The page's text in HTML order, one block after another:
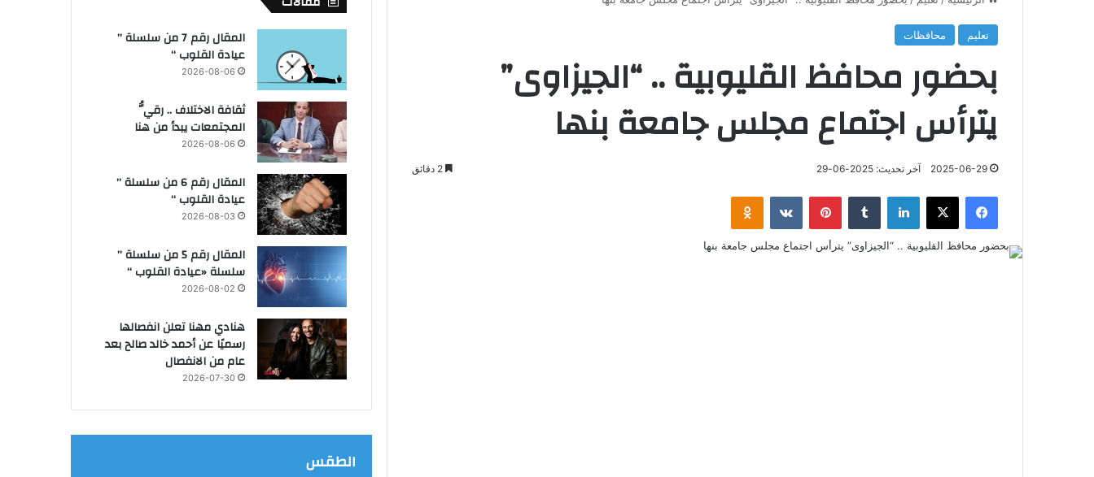
تعليم محافظات
بحضور محافظ القليوبية .. “الجيزاوى”
يترأس اجتماع مجلس جامعة بنها
2025-06-29 آخر تحديث: 2025-06-29
فيسبوك لينكدإن بينتيريست
المقال رقم 7 من سلسلة ”
عيادة القلوب “
2026-08-06
ثقافة الاختلاف .. رقيُّ
المجتمعات يبدأ من هنا
2026-08-06
المقال رقم 6 من سلسلة ”
عيادة القلوب “
2026-08-03
المقال رقم 5 من سلسلة ”
سلسلة «عيادة القلوب “
2026-08-02
هنادي مهنا تعلن انفصالها
رسميًا عن أحمد خالد صالح بعد
عام من الانفصال
2026-07-30
الطقس